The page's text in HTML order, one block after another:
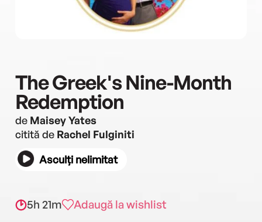
The Greek's Nine-Month
Redemption
de Maisey Yates
citită de Rachel Fulginiti
Asculți nelimitat
5h 21m Adaugă la wishlist